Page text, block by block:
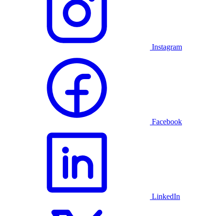
Instagram
Facebook
LinkedIn